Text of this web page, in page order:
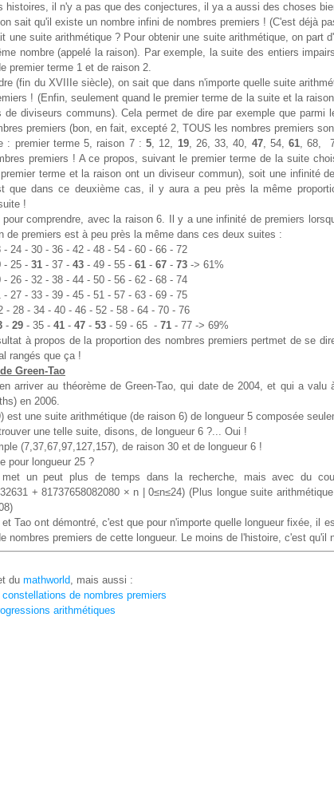
histoires, il n'y a pas que des conjectures, il ya a aussi des choses
sait qu'il existe un nombre infini de nombres premiers ! (C'est déjà
une suite arithmétique ? Pour obtenir une suite arithmétique, on part
nombre (appelé la raison). Par exemple, la suite des entiers
premier terme 1 et de raison 2.
(fin du XVIIIe siècle), on sait que dans n'importe quelle suite
! (Enfin, seulement quand le premier terme de la suite et la
de diviseurs communs). Cela permet de dire par exemple que parmi
premiers (bon, en fait, excepté 2, TOUS les nombres premiers
: premier terme 5, raison 7 :5, 12, 19, 26, 33, 40, 47, 54,61, 68,
premiers ! A ce propos, suivant le premier terme de la suite
terme et la raison ont un diviseur commun), soit une infinité
que dans ce deuxième cas, il y aura a peu près la même
!
pour comprendre, avec la raison 6. Il y a une infinité de premiers
de premiers est à peu près la même dans ces deux suites :
24 - 30 - 36 - 42 - 48 - 54 - 60 - 66 - 72
- 25 - 31 - 37 - 43 - 49 - 55 - 61 - 67 - 73 -> 61%
26 - 32 - 38 - 44 - 50 - 56 - 62 - 68 - 74
27 - 33 - 39 - 45 - 51 - 57 - 63 - 69 - 75
- 28 - 34 - 40 - 46 - 52 - 58 - 64 - 70 - 76
- 29 - 35 - 41 - 47 - 53 - 59 - 65 - 71 - 77 -> 69%
à propos de la proportion des nombres premiers pertmet de se
rangés que ça !
Green-Tao
arriver au théorème de Green-Tao, qui date de 2004, et qui a valu
en 2006.
est une suite arithmétique (de raison 6) de longueur 5 composée
une telle suite, disons, de longueur 6 ?... Oui !
(7,37,67,97,127,157), de raison 30 et de longueur 6 !
pour longueur 25 ?
un peut plus de temps dans la recherche, mais avec du
+ 81737658082080 × n | 0≤n≤24) (Plus longue suite
et Tao ont démontré, c'est que pour n'importe quelle longueur fixée, il
nombres premiers de cette longueur. Le moins de l'histoire, c'est qu'il
du mathworld, mais aussi :
constellations de nombres premiers
arithmétiques